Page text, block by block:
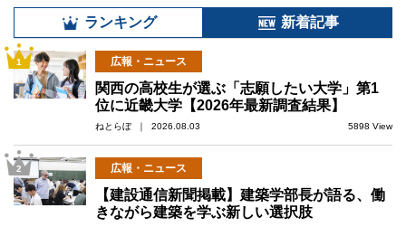
ランキング 新着記事
1 広報・ニュース
関西の高校生が選ぶ「志願したい大学」第1
位に近畿大学【2026年最新調査結果】
ねとらぼ ｜ 2026.08.03 5898 View
2 広報・ニュース
【建設通信新聞掲載】建築学部長が語る、働
きながら建築を学ぶ新しい選択肢